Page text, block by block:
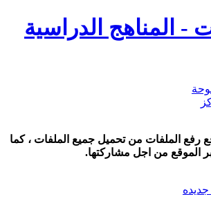
- المناهج الدراسية
رفع الملفات من تحميل جميع الملفات ، كما
الموقع من اجل مشاركتها.